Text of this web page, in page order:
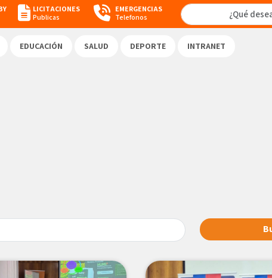
LICITACIONES
Publicas
EMERGENCIAS
Telefonos
EDUCACIÓN SALUD DEPORTE INTRANET